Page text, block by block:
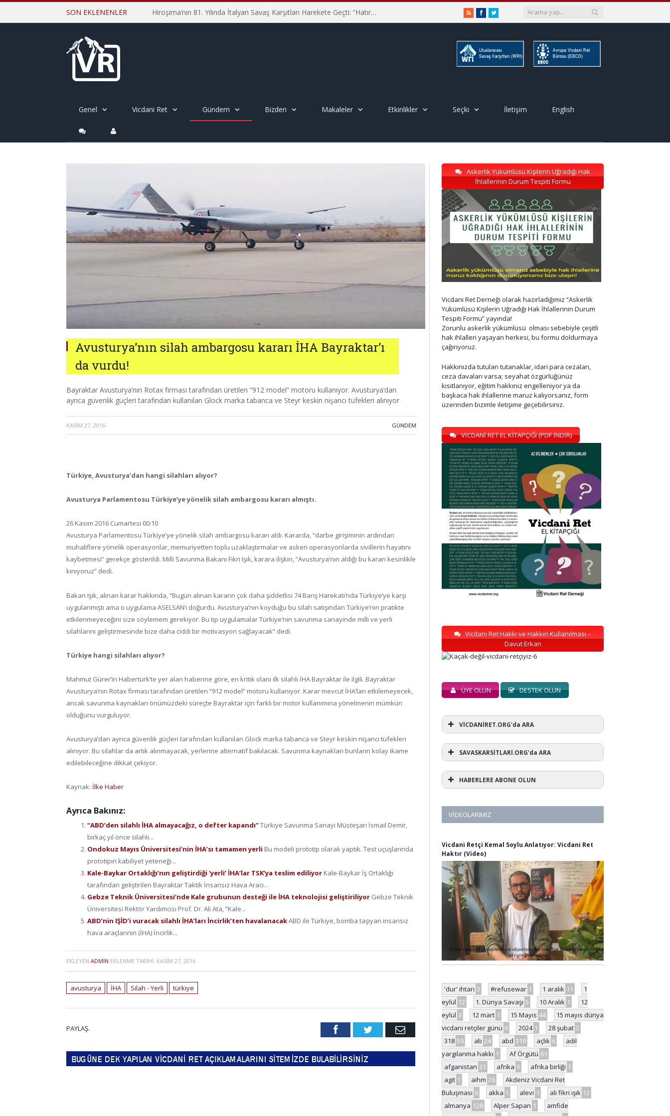
SON EKLENENLER Hiroşima’nın 81. Yılında İtalyan Savaş Karşıtları Harekete Geçti: “Hatırlamak yeterli değil” RSSFacebookTwitter
Genel Vicdani Ret Gündem Bizden Makaleler Etkinlikler Seçki İletişim English
Avusturya’nın silah ambargosu kararı İHA Bayraktar’ı
da vurdu!
Bayraktar Avusturya’nın Rotax firması tarafından üretilen “912 model” motoru kullanıyor. Avusturya’dan
ayrıca güvenlik güçleri tarafından kullanılan Glock marka tabanca ve Steyr keskin nişancı tüfekleri alınıyor
KASIM 27, 2016 · GÜNDEM
Türkiye, Avusturya’dan hangi silahları alıyor?
Avusturya Parlamentosu Türkiye’ye yönelik silah ambargosu kararı almıştı.
26 Kasım 2016 Cumartesi 00:10
Avusturya Parlamentosu Türkiye’ye yönelik silah ambargosu kararı aldı. Kararda, “darbe girişiminin ardından
muhaliflere yönelik operasyonlar, memuriyetten toplu uzaklaştırmalar ve askeri operasyonlarda sivillerin hayatını
kaybetmesi” gerekçe gösterildi. Milli Savunma Bakanı Fikri Işık, karara ilişkin, “Avusturya’nın aldığı bu kararı kesinlikle
kınıyoruz” dedi.
Bakan Işık, alınan karar hakkında, “Bugün alınan kararın çok daha şiddetlisi 74 Barış Harekatı’nda Türkiye’ye karşı
uygulanmıştı ama o uygulama ASELSAN’ı doğurdu. Avusturya’nın koyduğu bu silah satışından Türkiye’nin pratikte
etkilenmeyeceğini size söylemem gerekiyor. Bu tip uygulamalar Türkiye’nin savunma sanayinde milli ve yerli
silahlarını geliştirmesinde bize daha ciddi bir motivasyon sağlayacak” dedi.
Türkiye hangi silahları alıyor?
Mahmut Gürer’in Habertürk’te yer alan haberine göre, en kritik olanı ilk silahlı İHA Bayraktar ile ilgili. Bayraktar
Avusturya’nın Rotax firması tarafından üretilen “912 model” motoru kullanıyor. Karar mevcut İHA’ları etkilemeyecek,
ancak savunma kaynakları önümüzdeki süreçte Bayraktar için farklı bir motor kullanımına yönelmenin mümkün
olduğunu vurguluyor.
Avusturya’dan ayrıca güvenlik güçleri tarafından kullanılan Glock marka tabanca ve Steyr keskin nişancı tüfekleri
alınıyor. Bu silahlar da artık alınmayacak, yerlerine alternatif bakılacak. Savunma kaynakları bunların kolay ikame
edilebileceğine dikkat çekiyor.
Kaynak: İlke Haber
Ayrıca Bakınız:
“ABD’den silahlı İHA almayacağız, o defter kapandı”Türkiye Savunma Sanayi Müsteşarı İsmail Demir,
birkaç yıl önce silahlı...
Ondokuz Mayıs Üniversitesi’nin İHA’sı tamamen yerli Bu modeli prototip olarak yaptık. Test uçuşlarında
prototipin kabiliyet yeteneği...
Kale-Baykar Ortaklığı’nın geliştirdiği ‘yerli’ İHA’lar TSK’ya teslim ediliyor Kale-Baykar İş Ortaklığı
tarafından geliştirilen Bayraktar Taktik İnsansız Hava Aracı...
Gebze Teknik Üniversitesi’nde Kale grubunun desteği ile İHA teknolojisi geliştiriliyor Gebze Teknik
Üniversitesi Rektör Yardımcısı Prof. Dr. Ali Ata, “Kale...
ABD’nin IŞİD’i vuracak silahlı İHA’ları İncirlik’ten havalanacakABD ile Türkiye, bomba taşıyan insansız
hava araçlarının (İHA) İncirlik...
EKLEYEN ADMIN EKLENME TARIHI: KASIM 27, 2016
avusturya İHA Silah - Yerli türkiye
PAYLAŞ. FacebookTwitter Email
Askerlik Yükümlüsü Kişilerin Uğradığı Hak
İhlallerinin Durum Tespiti Formu
Vicdani Ret Derneği olarak hazırladığımız “Askerlik
Yükümlüsü Kişilerin Uğradığı Hak İhlallerinin Durum
Tespiti Formu” yayında!
Zorunlu askerlik yükümlüsü olması sebebiyle çeşitli
hak ihlalleri yaşayan herkesi, bu formu doldurmaya
çağırıyoruz.
Hakkınızda tutulan tutanaklar, idari para cezaları,
ceza davaları varsa; seyahat özgürlüğünüz
kısıtlanıyor, eğitim hakkınız engelleniyor ya da
başkaca hak ihlallerine maruz kalıyorsanız, form
üzerinden bizimle iletişime geçebilirsiniz.
VİCDANİ RET EL KİTAPÇIĞI (PDF İNDİR)
Vicdani Ret Hakkı ve Hakkın Kullanılması –
Davut Erkan
ÜYE OLUN DESTEK OLUN
VİCDANİRET.ORG'da ARA
SAVASKARSİTLARİ.ORG'da ARA
HABERLERE ABONE OLUN
VIDEOLARIMIZ
Vicdani Retçi Kemal Soylu Anlatıyor: Vicdani Ret
Haktır (Video)
'dur' ihtarı 3 #refusewar 1 1 aralık 11
1
eylül 12 1. Dünya Savaşı 5 10 Aralık 1
12
eylül 3 12 mart 1 15 Mayıs 44
15 mayıs dünya
vicdani retçiler günü 6 2024 1 28 şubat 2
318 59 ab 24 abd 319 açlık 6
adil
yargılanma hakkı 1 Af Örgütü 61
afganistan 31 afrika 9 afrika birliği 1
agit 1 aihm 26
Akdeniz Vicdani Ret
Buluşması 6 akka 1 alevi 1 ali fikri ışık 13
almanya 128 Alper Sapan 1
amfide